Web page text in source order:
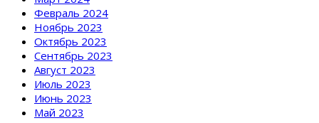
Февраль 2024
Ноябрь 2023
Октябрь 2023
Сентябрь 2023
Август 2023
Июль 2023
Июнь 2023
Май 2023